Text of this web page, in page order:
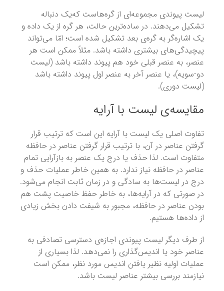
لیست پیوندی مجموعه‌ای از گره‌هاست که‌یک دنباله
تشکیل می‌دهند. در ساده‌ترین حالت، هر گره از یک داده و
یک اشاره‌گر به گره‌ی بعد تشکیل شده است؛ امّا می‌تواند
پیچیدگی‌های بیشتری داشته باشد. مثلاً ممکن است هر
عنصر، به عنصر قبلی خود هم پیوند داشته باشد (لیست
دو-سویه)، یا عنصر آخر به عنصر اول پیوند داشته باشد
(لیست دوری).
مقایسه‌ی لیست با آرایه
تفاوت اصلی یک لیست با آرایه این است که ترتیب قرار
گرفتن عناصر در آن، با ترتیب قرار گرفتن عناصر در حافظه
متفاوت است. لذا حذف یا درج یک عنصر به بازآرایی تمام
عناصر در حافظه نیاز ندارد. به همین خاطر عملیات حذف و
درج در لیست‌ها به سادگی و در زمان ثابت انجام می‌شود.
در صورتی که در آرایه‌ها، به خاطر حفظ خاصیت پشت‌ هم
بودن عناصر در حافظه، مجبور به شیفت دادن بخش زیادی
از داده‌ها هستیم.
از طرف دیگر لیست پیوندی اجازه‌ی دسترسی تصادفی به
عناصر خود یا اندیس‌گذاری را نمی‌دهد. لذا بسیاری از
عملیات اولیه نظیر یافتن اندیس مورد نظر، ممکن است
نیازمند بررسی بیشتر عناصر لیست باشد.